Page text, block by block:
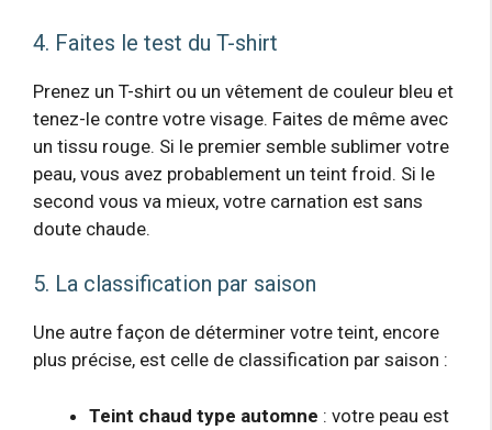
4. Faites le test du T-shirt
Prenez un T-shirt ou un vêtement de couleur bleu et
tenez-le contre votre visage. Faites de même avec
un tissu rouge. Si le premier semble sublimer votre
peau, vous avez probablement un teint froid. Si le
second vous va mieux, votre carnation est sans
doute chaude.
5. La classification par saison
Une autre façon de déterminer votre teint, encore
plus précise, est celle de classification par saison :
Teint chaud type automne : votre peau est